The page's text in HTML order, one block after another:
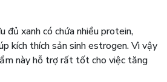
đủ xanh có chứa nhiều protein,
kích thích sản sinh estrogen. Vì vậy
này hỗ trợ rất tốt cho việc tăng